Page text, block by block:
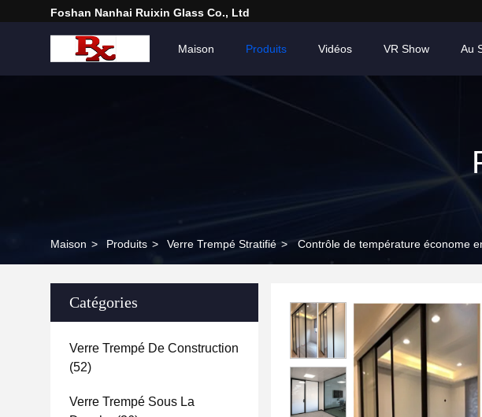
Foshan Nanhai Ruixin Glass Co., Ltd
Maison Produits Vidéos VR Show Au
Maison > Produits > Verre Trempé Stratifié > Contrôle de température économe
Catégories
Verre Trempé De Construction
(52)
Verre Trempé Sous La